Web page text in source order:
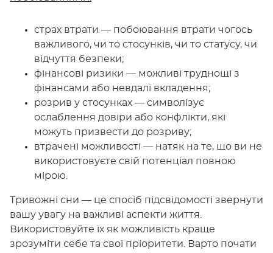
страх втрати — побоювання втрати чогось
важливого, чи то стосунків, чи то статусу, чи
відчуття безпеки;
фінансові ризики — можливі труднощі з
фінансами або невдалі вкладення;
розрив у стосунках — символізує
ослаблення довіри або конфлікти, які
можуть призвести до розриву;
втрачені можливості — натяк на те, що ви не
використовуєте свій потенціал повною
мірою.
Тривожні сни — це спосіб підсвідомості звернути
вашу увагу на важливі аспекти життя.
Використовуйте їх як можливість краще
зрозуміти себе та свої пріоритети. Варто почати